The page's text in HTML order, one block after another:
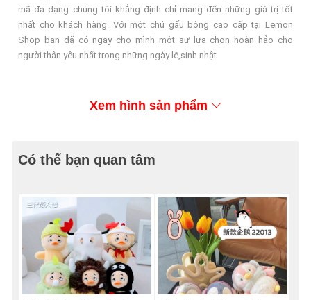
mã đa dạng chúng tôi khẳng định chỉ mang đến những giá trị tốt
nhất cho khách hàng. Với một chú gấu bông cao cấp tại Lemon
Shop bạn đã có ngay cho mình một sự lựa chọn hoàn hảo cho
người thân yêu nhất trong những ngày lễ,sinh nhật
Xem hình sản phẩm
Có thể bạn quan tâm